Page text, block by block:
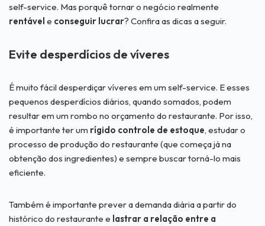
self-service. Mas porquê tornar o negócio realmente
rentável e conseguir lucrar? Confira as dicas a seguir.
Evite desperdícios de víveres
É muito fácil desperdiçar víveres em um self-service. E esses
pequenos desperdícios diários, quando somados, podem
resultar em um rombo no orçamento do restaurante. Por isso,
é importante ter um rígido controle de estoque, estudar o
processo de produção do restaurante (que começa já na
obtenção dos ingredientes) e sempre buscar torná-lo mais
eficiente.
Também é importante prever a demanda diária a partir do
histórico do restaurante e lastrar a relação entre a